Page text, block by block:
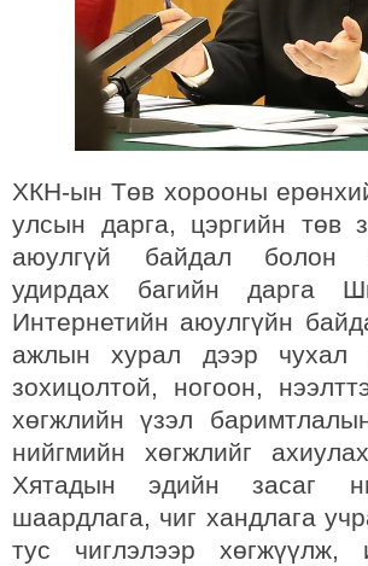
ХКН-ын Төв хорооны
улсын дарга, цэргийн төв
аюулгүй байдал болон
удирдах багийн дарга
Интернетийн аюулгүйн
ажлын хурал дээр чухал
зохицолтой, ногоон,
хөгжлийн үзэл
нийгмийн хөгжлийг
Хятадын эдийн засаг
шаардлага, чиг хандлага
тус чиглэлээр хөгжүүлж,